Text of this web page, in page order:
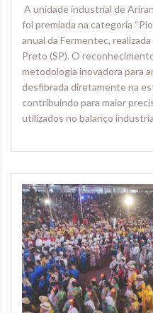
A unidade industrial de
foi premiada na categoria
anual da Fermentec,
Preto (SP). O
metodologia inovadora para
desfibrada diretamente na
contribuindo para maior
utilizados no balanço